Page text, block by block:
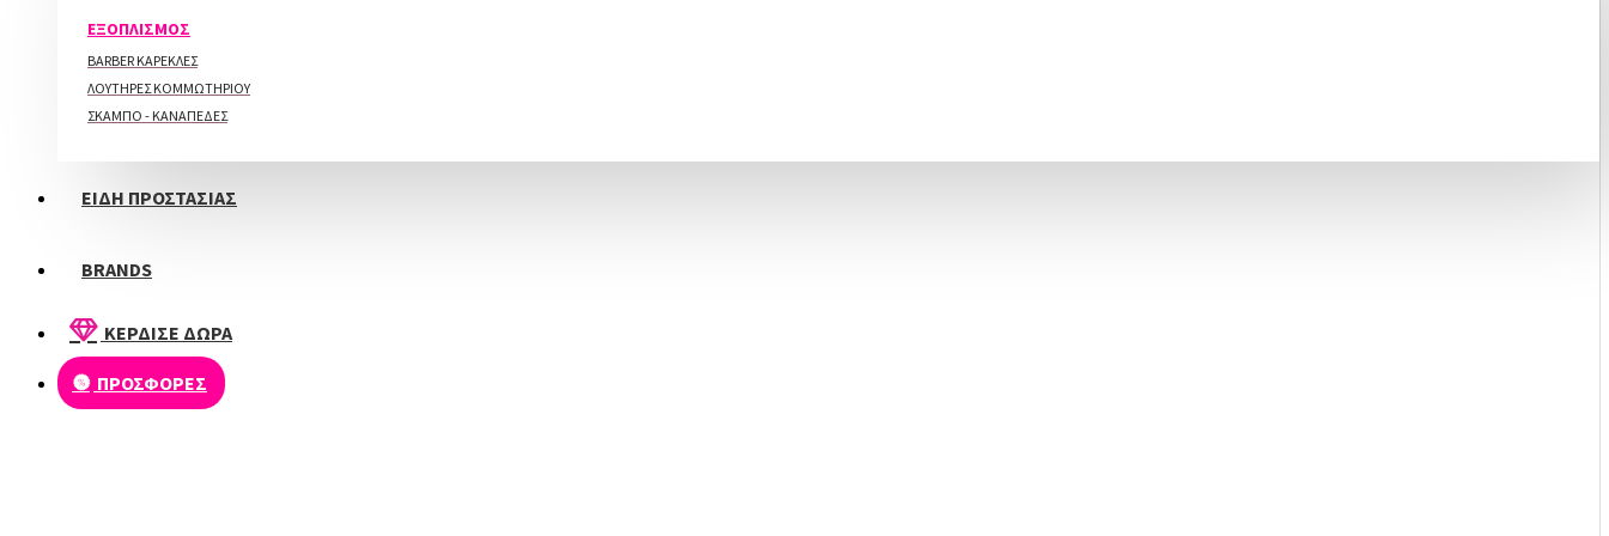
ΕΞΟΠΛΙΣΜΟΣ
BARBER ΚΑΡΕΚΛΕΣ
ΛΟΥΤΗΡΕΣ ΚΟΜΜΩΤΗΡΙΟΥ
ΣΚΑΜΠΟ - ΚΑΝΑΠΕΔΕΣ
ΕΙΔΗ ΠΡΟΣΤΑΣΙΑΣ
BRANDS
ΚΕΡΔΙΣΕ ΔΩΡΑ
ΠΡΟΣΦΟΡΕΣ